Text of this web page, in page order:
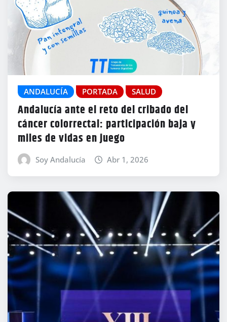
ANDALUCÍA PORTADA SALUD
Andalucía ante el reto del cribado del
cáncer colorrectal: participación baja y
miles de vidas en juego
Soy Andalucía Abr 1, 2026